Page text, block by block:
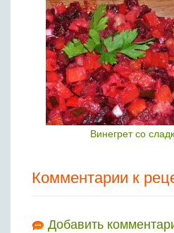
Винегрет со
Комментарии к
Добавить